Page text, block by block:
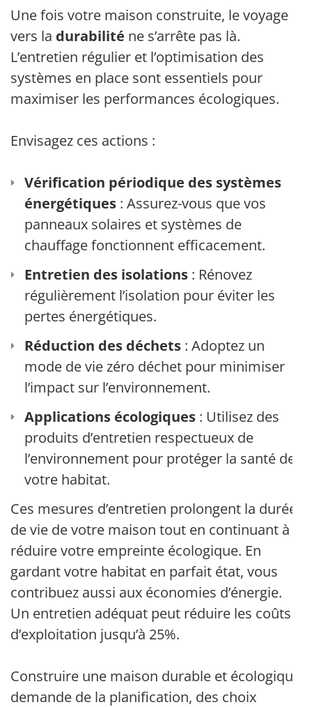
Une fois votre maison construite, le voyage
vers la durabilité ne s’arrête pas là.
L’entretien régulier et l’optimisation des
systèmes en place sont essentiels pour
maximiser les performances écologiques.
Envisagez ces actions :
Vérification périodique des systèmes
énergétiques : Assurez-vous que vos
panneaux solaires et systèmes de
chauffage fonctionnent efficacement.
Entretien des isolations : Rénovez
régulièrement l’isolation pour éviter les
pertes énergétiques.
Réduction des déchets : Adoptez un
mode de vie zéro déchet pour minimiser
l’impact sur l’environnement.
Applications écologiques : Utilisez des
produits d’entretien respectueux de
l’environnement pour protéger la santé de
votre habitat.
Ces mesures d’entretien prolongent la durée
de vie de votre maison tout en continuant à
réduire votre empreinte écologique. En
gardant votre habitat en parfait état, vous
contribuez aussi aux économies d’énergie.
Un entretien adéquat peut réduire les coûts
d’exploitation jusqu’à 25%.
Construire une maison durable et écologique
demande de la planification, des choix